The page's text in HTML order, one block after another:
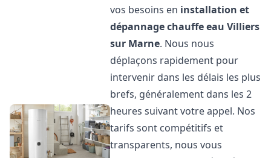
vos besoins en installation et
dépannage chauffe eau Villiers
sur Marne. Nous nous
déplaçons rapidement pour
intervenir dans les délais les plus
brefs, généralement dans les 2
heures suivant votre appel. Nos
tarifs sont compétitifs et
transparents, nous vous